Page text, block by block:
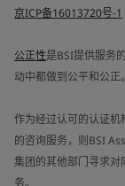
京ICP备16013720号-1
公正性是BSI提供服务
动中都做到公平和公
作为经过认可的认证机
的咨询服务，则BSI
集团的其他部门寻求
务。